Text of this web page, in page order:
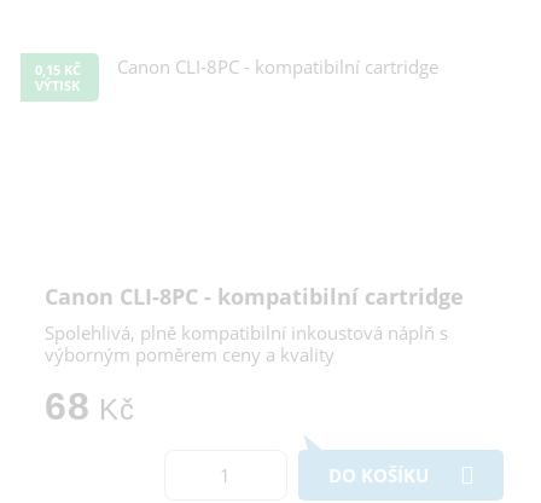
0,15 KČ
VÝTISK
Canon CLI-8PC - kompatibilní cartridge
Spolehlivá, plně kompatibilní inkoustová náplň s
výborným poměrem ceny a kvality
68 Kč
DO KOŠÍKU